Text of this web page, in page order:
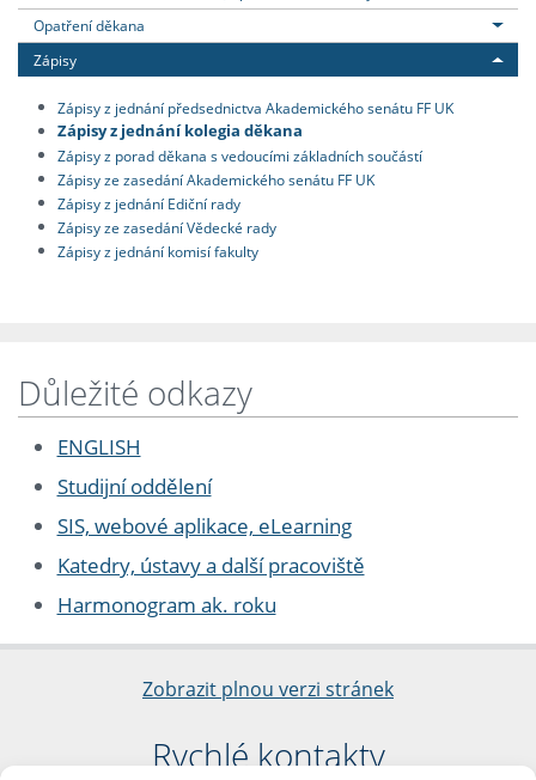
Opatření děkana
Zápisy
Zápisy z jednání předsednictva Akademického senátu FF UK
Zápisy z jednání kolegia děkana
Zápisy z porad děkana s vedoucími základních součástí
Zápisy ze zasedání Akademického senátu FF UK
Zápisy z jednání Ediční rady
Zápisy ze zasedání Vědecké rady
Zápisy z jednání komisí fakulty
Důležité odkazy
ENGLISH
Studijní oddělení
SIS, webové aplikace, eLearning
Katedry, ústavy a další pracoviště
Harmonogram ak. roku
Zobrazit plnou verzi stránek
Rychlé kontakty